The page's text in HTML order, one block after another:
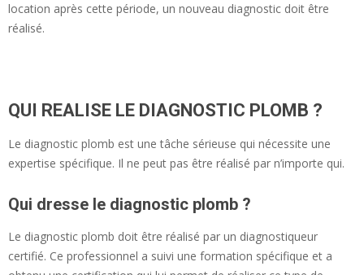
location après cette période, un nouveau diagnostic doit être
réalisé.
QUI REALISE LE DIAGNOSTIC PLOMB ?
Le diagnostic plomb est une tâche sérieuse qui nécessite une
expertise spécifique. Il ne peut pas être réalisé par n’importe qui.
Qui dresse le diagnostic plomb ?
Le diagnostic plomb doit être réalisé par un diagnostiqueur
certifié. Ce professionnel a suivi une formation spécifique et a